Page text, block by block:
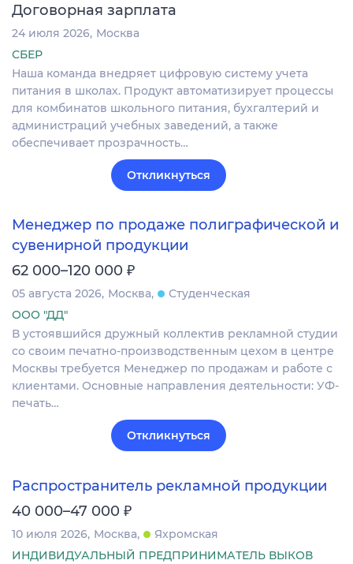
Договорная зарплата
24 июля 2026 Москва
СБЕР
Наша команда внедряет цифровую систему учета
питания в школах. Продукт автоматизирует процессы
для комбинатов школьного питания, бухгалтерий и
администраций учебных заведений, а также
обеспечивает прозрачность…
Откликнуться
Менеджер по продаже полиграфической и
сувенирной продукции
62 000–120 000 ₽
05 августа 2026 Москва
Студенческая
ООО "ДД"
В устоявшийся дружный коллектив рекламной студии
со своим печатно-производственным цехом в центре
Москвы требуется Менеджер по продажам и работе с
клиентами. Основные направления деятельности: УФ-
печать…
Откликнуться
Распространитель рекламной продукции
40 000–47 000 ₽
10 июля 2026 Москва
Яхромская
ИНДИВИДУАЛЬНЫЙ ПРЕДПРИНИМАТЕЛЬ ВЫКОВ